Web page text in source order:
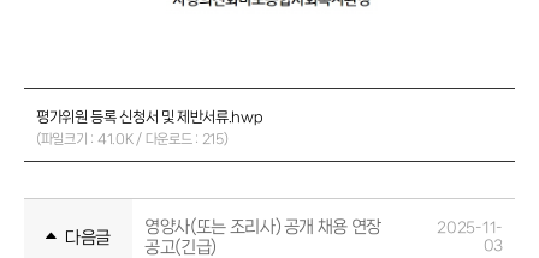
평가위원 등록 신청서 및 제반서류.hwp
(파일크기 : 41.0K / 다운로드 : 215)
다음글
영양사(또는 조리사) 공개 채용 연장
공고(긴급)
2025-11-
03